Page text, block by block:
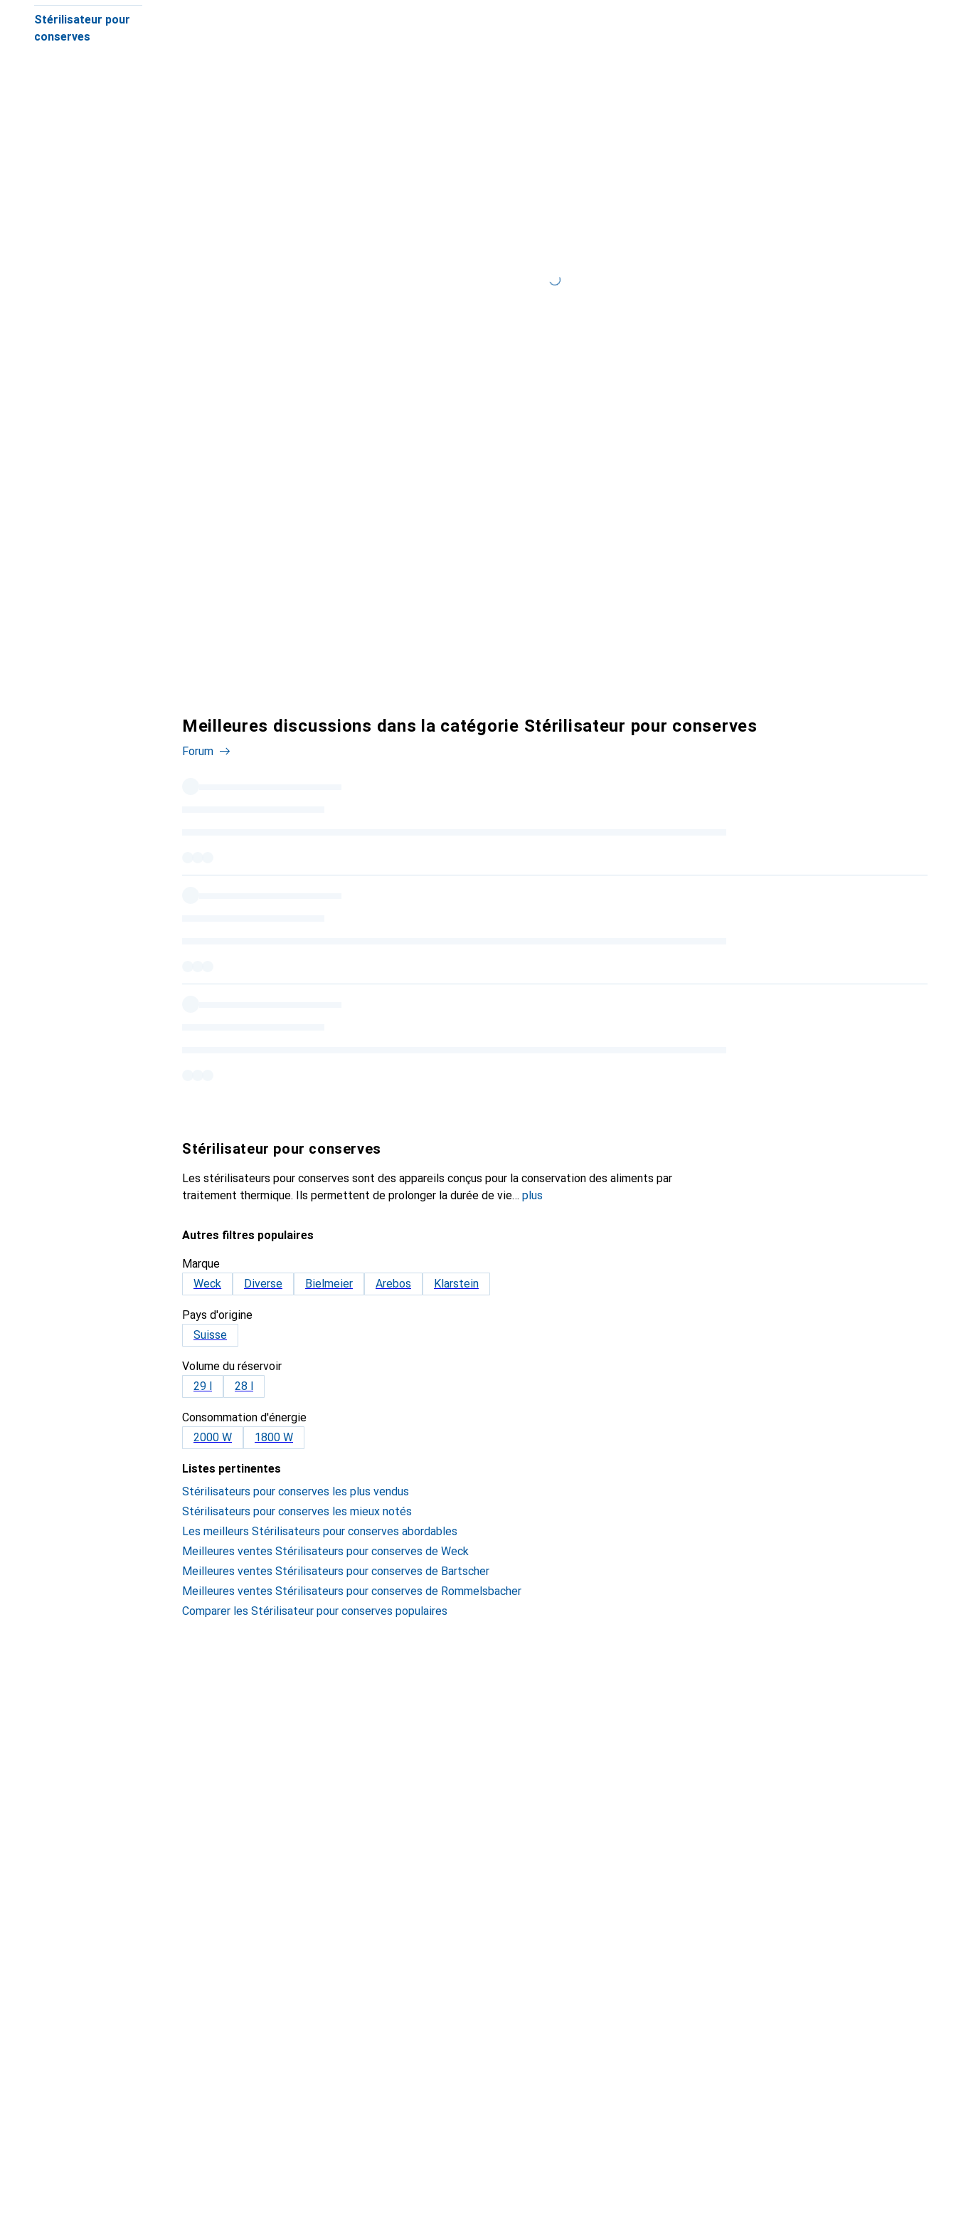
Stérilisateur pour
conserves
Meilleures discussions dans la catégorie Stérilisateur pour conserves
Forum
Stérilisateur pour conserves
Les stérilisateurs pour conserves sont des appareils conçus pour la conservation des aliments par
traitement thermique. Ils permettent de prolonger la durée de vie
plus
Autres filtres populaires
Marque
Weck
Diverse Bielmeier Arebos Klarstein
Pays d'origine
Suisse
Volume du réservoir
29 l
28 l
Consommation d'énergie
2000 W
1800 W
Listes pertinentes
Stérilisateurs pour conserves les plus vendus
Stérilisateurs pour conserves les mieux notés
Les meilleurs Stérilisateurs pour conserves abordables
Meilleures ventes Stérilisateurs pour conserves de Weck
Meilleures ventes Stérilisateurs pour conserves de Bartscher
Meilleures ventes Stérilisateurs pour conserves de Rommelsbacher
Comparer les Stérilisateur pour conserves populaires